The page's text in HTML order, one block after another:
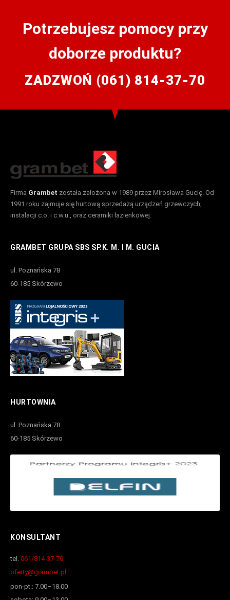
Potrzebujesz pomocy przy
doborze produktu?
ZADZWOŃ (061) 814-37-70
Firma Grambet została założona w 1989 przez Mirosława Gucię. Od
1991 roku zajmuje się hurtową sprzedażą urządzeń grzewczych,
instalacji c.o. i c.w.u., oraz ceramiki łazienkowej.
GRAMBET GRUPA SBS SP.K. M. I M. GUCIA
ul. Poznańska 78
60-185 Skórzewo
HURTOWNIA
ul. Poznańska 78
60-185 Skórzewo
KONSULTANT
tel. 061/814-37-70
oferty@grambet.pl
pon-pt.: 7.00–18.00